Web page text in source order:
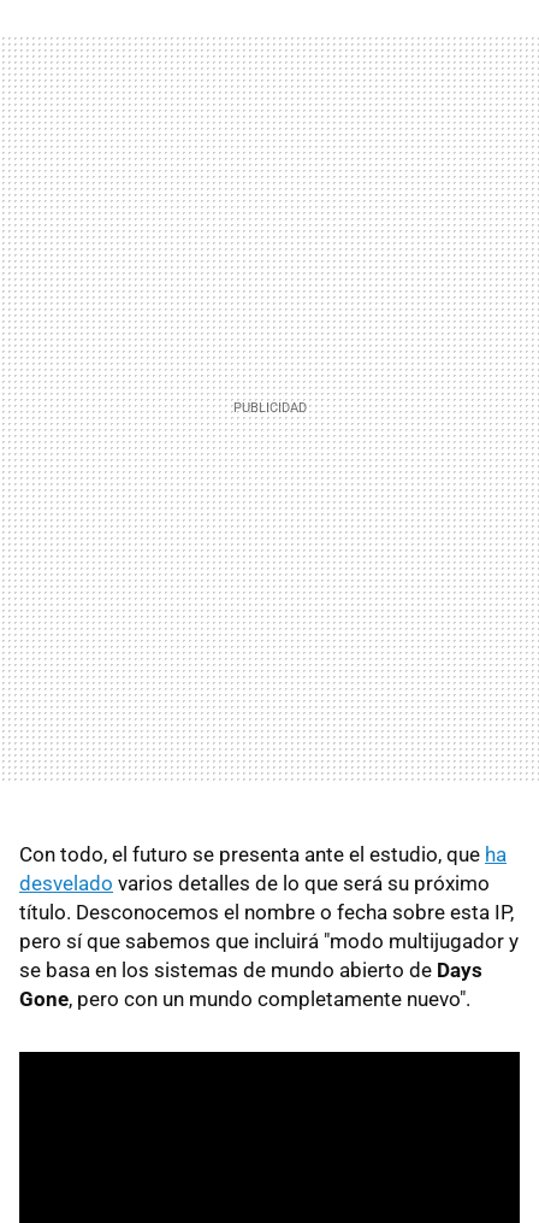
Con todo, el futuro se presenta ante el estudio, que ha
desvelado varios detalles de lo que será su próximo
título. Desconocemos el nombre o fecha sobre esta IP,
pero sí que sabemos que incluirá "modo multijugador y
se basa en los sistemas de mundo abierto de Days
Gone, pero con un mundo completamente nuevo".